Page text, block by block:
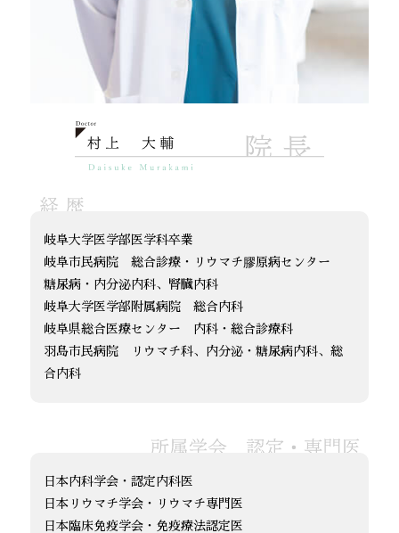
岐阜大学医学部医学科卒業
岐阜市民病院 総合診療・リウマチ膠原病センター
糖尿病・内分泌内科、腎臓内科
岐阜大学医学部附属病院 総合内科
岐阜県総合医療センター 内科・総合診療科
羽島市民病院 リウマチ科、内分泌・糖尿病内科、総
合内科
日本内科学会・認定内科医
日本リウマチ学会・リウマチ専門医
日本臨床免疫学会・免疫療法認定医